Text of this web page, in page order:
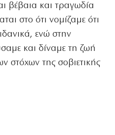
βέβαια και τραγωδία
στο ότι νομίζαμε ότι
ενώ στην
και δίναμε τη ζωή
στόχων της σοβιετικής